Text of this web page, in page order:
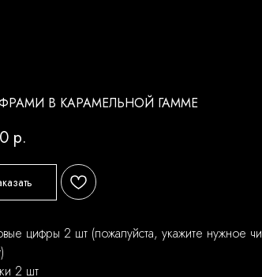
В КАРАМЕЛЬНОЙ ГАММЕ
р.
цифры 2 шт (пожалуйста, укажите нужное
2 шт